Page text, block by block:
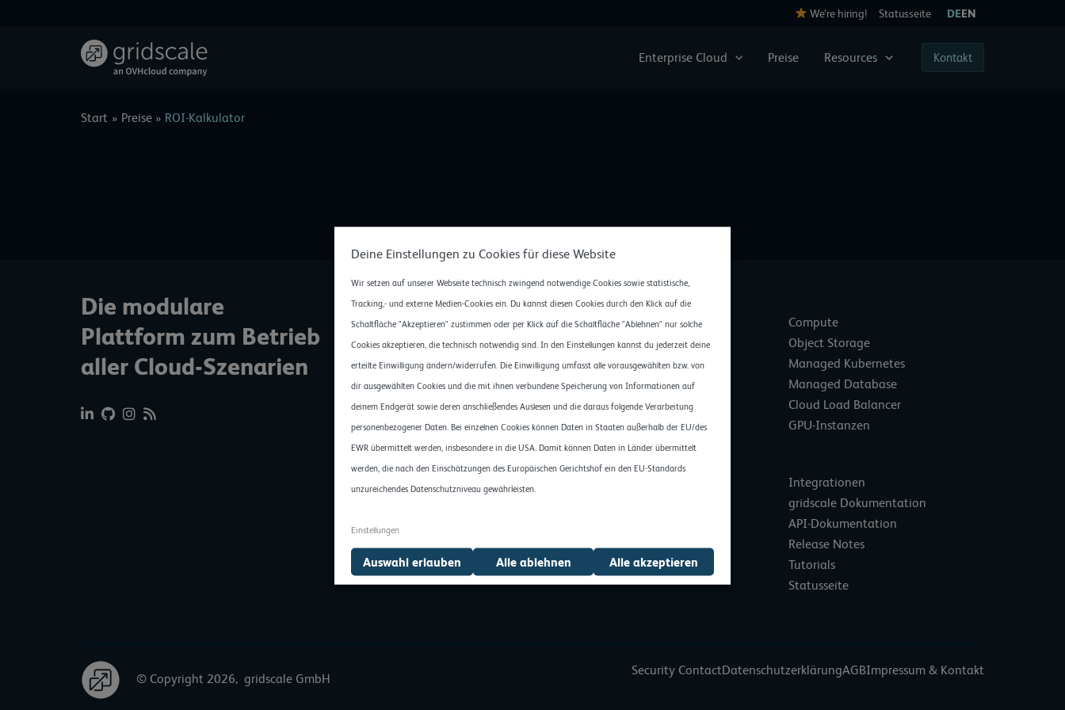
We’re hiring! Statusseite DEEN
Enterprise Cloud Preise Resources Kontakt
Start Preise ROI-Kalkulator
Die modulare
Plattform zum Betrieb
aller Cloud-Szenarien
ENTERPRISE CLOUD
Einführung
Use Cases
Ressourcenüberwachung
Onboarding-Prozess
Account Management
Administration
Location Explorer
Automation Tools
Branding Module
Compute
Object Storage
Managed Kubernetes
Managed Database
Cloud Load Balancer
GPU-Instanzen
Über uns
Jobs
Integrationen
gridscale Dokumentation
API-Dokumentation
Release Notes
Tutorials
Statusseite
© Copyright 2026, gridscale GmbH
Security ContactDatenschutzerklärungAGBImpressum & Kontakt
Deine Einstellungen zu Cookies für diese Website
Wir setzen auf unserer Webseite technisch zwingend notwendige Cookies sowie statistische,
Tracking,- und externe Medien-Cookies ein. Du kannst diesen Cookies durch den Klick auf die
Schaltfläche "Akzeptieren" zustimmen oder per Klick auf die Schaltfläche "Ablehnen" nur solche
Cookies akzeptieren, die technisch notwendig sind. In den Einstellungen kannst du jederzeit deine
erteilte Einwilligung ändern/widerrufen. Die Einwilligung umfasst alle vorausgewählten bzw. von
dir ausgewählten Cookies und die mit ihnen verbundene Speicherung von Informationen auf
deinem Endgerät sowie deren anschließendes Auslesen und die daraus folgende Verarbeitung
personenbezogener Daten. Bei einzelnen Cookies können Daten in Staaten außerhalb der EU/des
EWR übermittelt werden, insbesondere in die USA. Damit können Daten in Länder übermittelt
werden, die nach den Einschätzungen des Europäischen Gerichtshof ein den EU-Standards
unzureichendes Datenschutzniveau gewährleisten.
Einstellungen
Auswahl erlauben Alle ablehnen Alle akzeptieren